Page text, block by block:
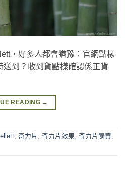
，好多人都會猶豫：官網點樣
到？收到貨點樣確認係正貨
READING →
奇力片 奇力片效果 奇力片購買